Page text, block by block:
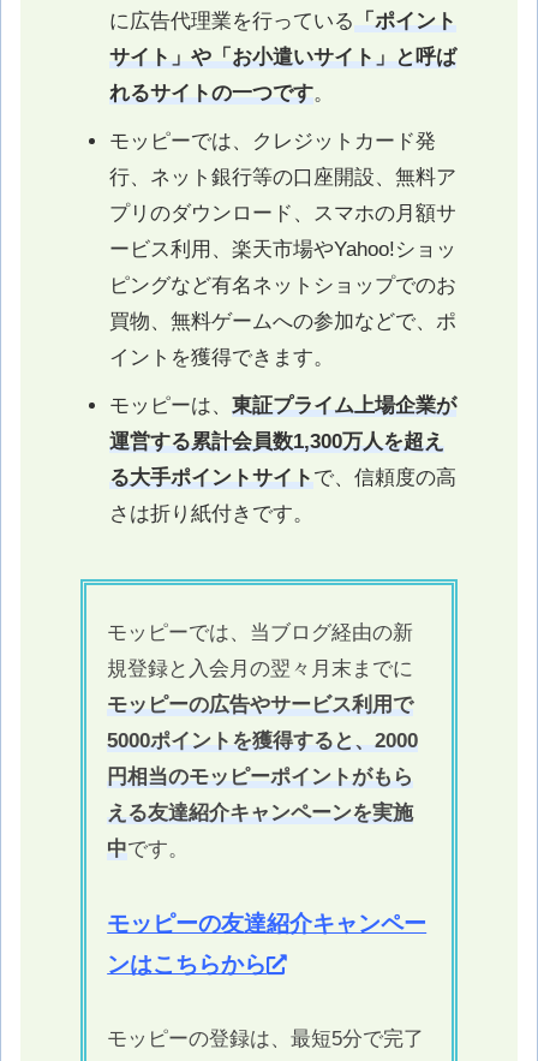
に広告代理業を行っている 「ポイント
サイト」や「お小遣いサイト」と呼ば
れるサイトの一つです。
モッピーでは、クレジットカード発
行、ネット銀行等の口座開設、無料ア
プリのダウンロード、スマホの月額サ
ービス利用、楽天市場やYahoo!ショッ
ピングなど有名ネットショップでのお
買物、無料ゲームへの参加などで、ポ
イントを獲得できます。
モッピーは、 東証プライム上場企業が
運営する累計会員数1,300万人を超え
る大手ポイントサイト で、信頼度の高
さは折り紙付きです。
モッピーでは、当ブログ経由の新
規登録と入会月の翌々月末までに
モッピーの広告やサービス利用で
5000ポイントを獲得すると、2000
円相当のモッピーポイントがもら
える友達紹介キャンペーンを実施
中です。
モッピーの友達紹介キャンペー
ンはこちらから
モッピーの登録は、最短5分で完了